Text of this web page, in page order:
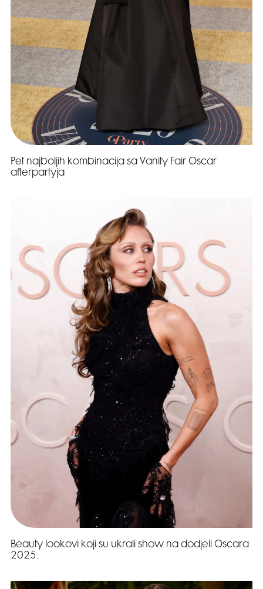
Pet najboljih kombinacija sa Vanity Fair Oscar
afterpartyja
Beauty lookovi koji su ukrali show na dodjeli Oscara
2025.